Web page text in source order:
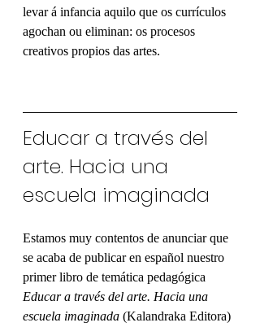
levar á infancia aquilo que os currículos
agochan ou eliminan: os procesos
creativos propios das artes.
Educar a través del
arte. Hacia una
escuela imaginada
Estamos muy contentos de anunciar que
se acaba de publicar en español nuestro
primer libro de temática pedagógica
Educar a través del arte. Hacia una
escuela imaginada (Kalandraka Editora)